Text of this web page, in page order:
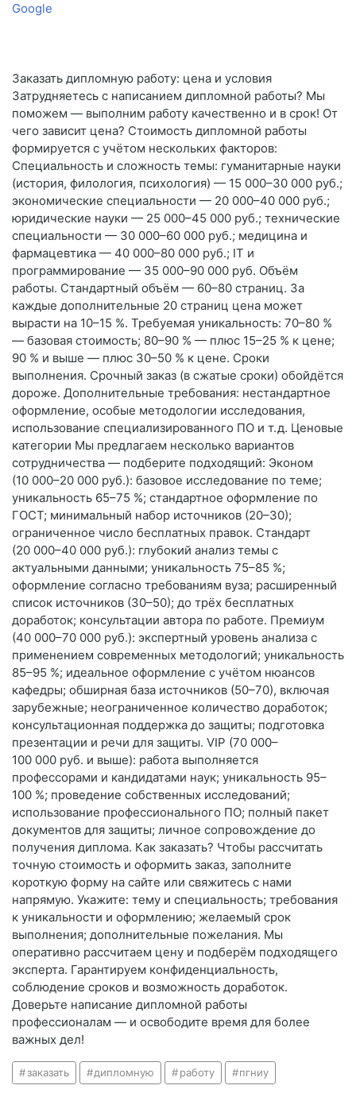
Google
Заказать дипломную работу: цена и условия
Затрудняетесь с написанием дипломной работы? Мы
поможем — выполним работу качественно и в срок! От
чего зависит цена? Стоимость дипломной работы
формируется с учётом нескольких факторов:
Специальность и сложность темы: гуманитарные науки
(история, филология, психология) — 15 000–30 000 руб.;
экономические специальности — 20 000–40 000 руб.;
юридические науки — 25 000–45 000 руб.; технические
специальности — 30 000–60 000 руб.; медицина и
фармацевтика — 40 000–80 000 руб.; IT и
программирование — 35 000–90 000 руб. Объём
работы. Стандартный объём — 60–80 страниц. За
каждые дополнительные 20 страниц цена может
вырасти на 10–15 %. Требуемая уникальность: 70–80 %
— базовая стоимость; 80–90 % — плюс 15–25 % к цене;
90 % и выше — плюс 30–50 % к цене. Сроки
выполнения. Срочный заказ (в сжатые сроки) обойдётся
дороже. Дополнительные требования: нестандартное
оформление, особые методологии исследования,
использование специализированного ПО и т. д. Ценовые
категории Мы предлагаем несколько вариантов
сотрудничества — подберите подходящий: Эконом
(10 000–20 000 руб.): базовое исследование по теме;
уникальность 65–75 %; стандартное оформление по
ГОСТ; минимальный набор источников (20–30);
ограниченное число бесплатных правок. Стандарт
(20 000–40 000 руб.): глубокий анализ темы с
актуальными данными; уникальность 75–85 %;
оформление согласно требованиям вуза; расширенный
список источников (30–50); до трёх бесплатных
доработок; консультации автора по работе. Премиум
(40 000–70 000 руб.): экспертный уровень анализа с
применением современных методологий; уникальность
85–95 %; идеальное оформление с учётом нюансов
кафедры; обширная база источников (50–70), включая
зарубежные; неограниченное количество доработок;
консультационная поддержка до защиты; подготовка
презентации и речи для защиты. VIP (70 000–
100 000 руб. и выше): работа выполняется
профессорами и кандидатами наук; уникальность 95–
100 %; проведение собственных исследований;
использование профессионального ПО; полный пакет
документов для защиты; личное сопровождение до
получения диплома. Как заказать? Чтобы рассчитать
точную стоимость и оформить заказ, заполните
короткую форму на сайте или свяжитесь с нами
напрямую. Укажите: тему и специальность; требования
к уникальности и оформлению; желаемый срок
выполнения; дополнительные пожелания. Мы
оперативно рассчитаем цену и подберём подходящего
эксперта. Гарантируем конфиденциальность,
соблюдение сроков и возможность доработок.
Доверьте написание дипломной работы
профессионалам — и освободите время для более
важных дел!
заказать дипломную работу пгниу